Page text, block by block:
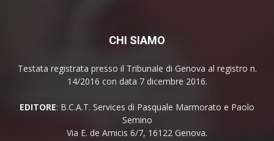
CHI SIAMO
Testata registrata presso il Tribunale di Genova al registro n.
14/2016 con data 7 dicembre 2016.
EDITORE: B.C.A.T. Services di Pasquale Marmorato e Paolo
Semino
Via E. de Amicis 6/7, 16122 Genova.